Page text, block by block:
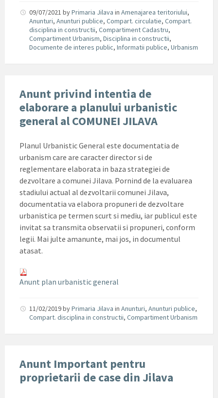
09/07/2021 byPrimaria Jilava in Amenajarea teritoriului,
Anunturi, Anunturi publice, Compart. circulatie, Compart.
disciplina in constructii, Compartiment Cadastru,
Compartiment Urbanism, Disciplina in constructii,
Documente de interes public, Informatii publice, Urbanism
Anunt privind intentia de
elaborare a planului urbanistic
general al COMUNEI JILAVA
Planul Urbanistic General este documentatia de
urbanism care are caracter director si de
reglementare elaborata in baza strategiei de
dezvoltare a comunei Jilava. Pornind de la evaluarea
stadiului actual al dezvoltarii comunei Jilava,
documentatia va elabora propuneri de dezvoltare
urbanistica pe termen scurt si mediu, iar publicul este
invitat sa transmita observatii si propuneri, conform
legii. Mai julte amanunte, mai jos, in documentul
atasat.
Anunt plan urbanistic general
11/02/2019byPrimaria Jilava in Anunturi, Anunturi publice,
Compart. disciplina in constructii, Compartiment Urbanism
Anunt Important pentru
proprietarii de case din Jilava